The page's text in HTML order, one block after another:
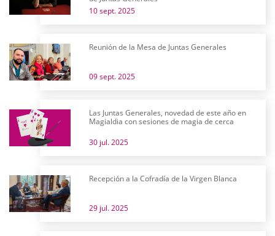
10 sept. 2025
Reunión de la Mesa de Juntas Generales
09 sept. 2025
Las Juntas Generales, novedad de este año en
Magialdia con sesiones de magia de cerca
30 jul. 2025
Recepción a la Cofradía de la Virgen Blanca
29 jul. 2025